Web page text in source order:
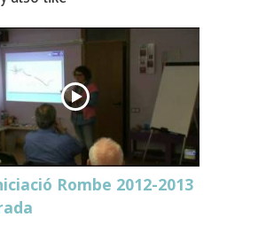
Rombe 2012-2013